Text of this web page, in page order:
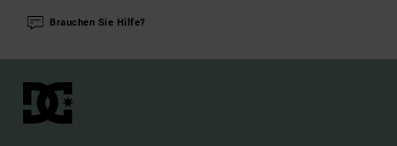
Brauchen Sie Hilfe?